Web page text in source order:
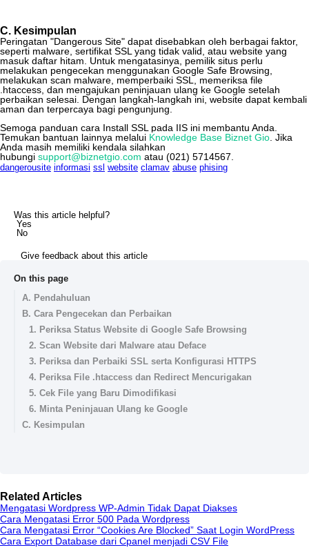
C. Kesimpulan
Peringatan "Dangerous Site" dapat disebabkan oleh berbagai faktor,
seperti malware sertifikat SSL yang tidak valid atau website yang
masuk daftar hitam Untuk mengatasinya pemilik situs perlu
melakukan pengecekan menggunakan Google Safe Browsing
melakukan scan malware memperbaiki SSL, memeriksa file
htaccess dan mengajukan peninjauan ulang ke Google setelah
perbaikan selesai Dengan langkah-langkah ini website dapat kembali
aman dan terpercaya bagi pengunjung.
Semoga panduan cara Install SSL pada IIS ini membantu Anda
Temukan bantuan lainnya melalui Knowledge Base Biznet Gio Jika
Anda masih memiliki kendala silahkan
hubungi support@biznetgio com atau (021) 5714567
dangerousite informasi ssl website clamav abuse phising
Was this article helpful?
Yes
No
Give feedback about this article
On this page
A. Pendahuluan
B. Cara Pengecekan dan Perbaikan
1. Periksa Status Website di Google Safe Browsing
2. Scan Website dari Malware atau Deface
3. Periksa dan Perbaiki SSL serta Konfigurasi HTTPS
4. Periksa File .htaccess dan Redirect Mencurigakan
5. Cek File yang Baru Dimodifikasi
6. Minta Peninjauan Ulang ke Google
C. Kesimpulan
Related Articles
Mengatasi Wordpress WP-Admin Tidak Dapat Diakses
Cara Mengatasi Error 500 Pada Wordpress
Cara Mengatasi Error “Cookies Are Blocked” Saat Login WordPress
Cara Export Database dari Cpanel menjadi CSV File